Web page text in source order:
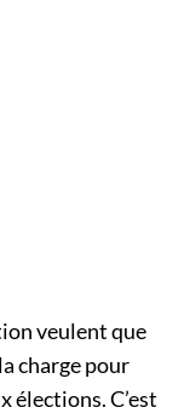
veulent que
charge pour
élections. C’est